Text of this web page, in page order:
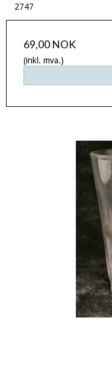
2747
69,00 NOK
(inkl. mva.)